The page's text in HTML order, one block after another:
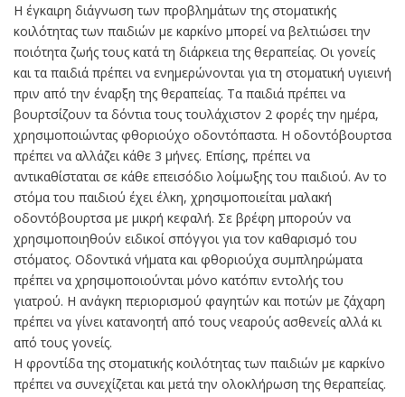
Η έγκαιρη διάγνωση των προβλημάτων της στοματικής
κοιλότητας των παιδιών με καρκίνο μπορεί να βελτιώσει την
ποιότητα ζωής τους κατά τη διάρκεια της θεραπείας. Οι γονείς
και τα παιδιά πρέπει να ενημερώνονται για τη στοματική υγιεινή
πριν από την έναρξη της θεραπείας. Τα παιδιά πρέπει να
βουρτσίζουν τα δόντια τους τουλάχιστον 2 φορές την ημέρα,
χρησιμοποιώντας φθοριούχο οδοντόπαστα. Η οδοντόβουρτσα
πρέπει να αλλάζει κάθε 3 μήνες. Επίσης, πρέπει να
αντικαθίσταται σε κάθε επεισόδιο λοίμωξης του παιδιού. Αν το
στόμα του παιδιού έχει έλκη, χρησιμοποιείται μαλακή
οδοντόβουρτσα με μικρή κεφαλή. Σε βρέφη μπορούν να
χρησιμοποιηθούν ειδικοί σπόγγοι για τον καθαρισμό του
στόματος. Οδοντικά νήματα και φθοριούχα συμπληρώματα
πρέπει να χρησιμοποιούνται μόνο κατόπιν εντολής του
γιατρού. Η ανάγκη περιορισμού φαγητών και ποτών με ζάχαρη
πρέπει να γίνει κατανοητή από τους νεαρούς ασθενείς αλλά κι
από τους γονείς.
Η φροντίδα της στοματικής κοιλότητας των παιδιών με καρκίνο
πρέπει να συνεχίζεται και μετά την ολοκλήρωση της θεραπείας.